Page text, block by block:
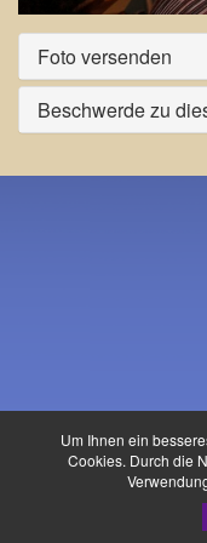
Foto versenden
Beschwerde zu
Um Ihnen ein
Cookies. Durch die